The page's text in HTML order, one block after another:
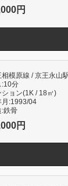
円
contents
相模原線 / 京王永山
:10分
ション(1K / 18㎥)
月:1993/04
:鉄骨
円
contents